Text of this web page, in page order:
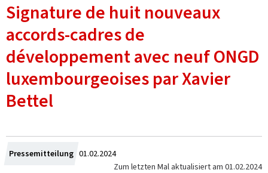
Signature de huit nouveaux
accords-cadres de
développement avec neuf ONGD
luxembourgeoises par Xavier
Bettel
Pressemitteilung Zum
01.02.2024
Zum letzten Mal aktualisiert am 01.02.2024